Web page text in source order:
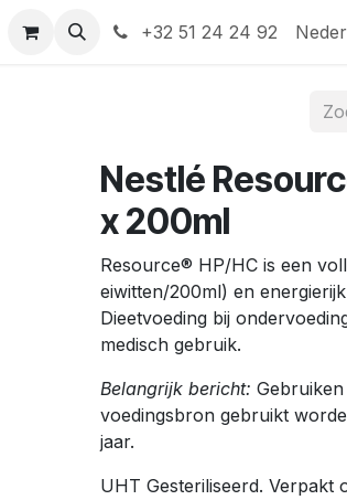
+32 51 24 24 92
Nestlé
x 200ml
Resource® HP/HC is een
eiwitten/200ml) en
Dieetvoeding bij
medisch gebruik.
Belangrijk bericht:
voedingsbron gebruikt
jaar.
UHT Gesteriliseerd. Verpakt